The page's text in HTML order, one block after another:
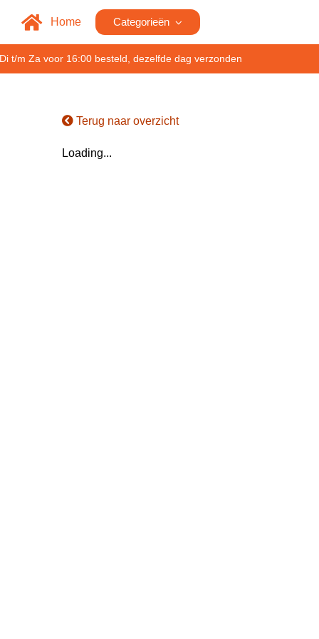
Home Categorieën
t/m Za voor 16:00 besteld, dezelfde dag verzonden
Terug naar overzicht
Loading...